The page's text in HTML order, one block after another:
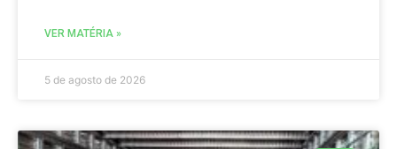
VER MATÉRIA »
5 de agosto de 2026